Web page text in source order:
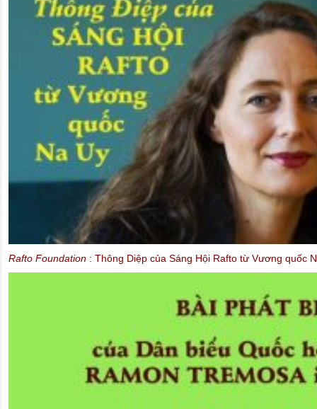
Rafto Foundation : Thông Diệp của Sáng Hội Rafto từ Vương quốc